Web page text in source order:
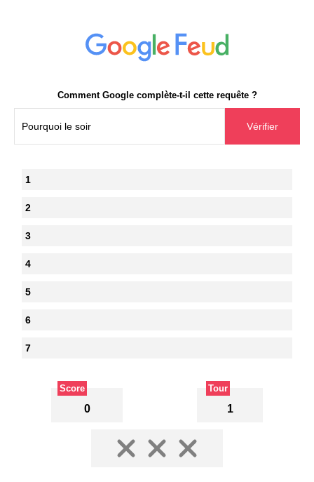
Comment Google complète-t-il cette requête ?
1
2
3
4
5
6
7
Score
0
Tour
1